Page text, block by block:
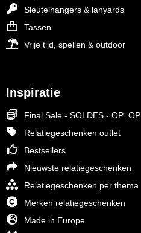
Sleutelhangers & lanyards
Tassen
Vrije tijd, spellen & outdoor
Inspiratie
Final Sale - SOLDES - OP=OP
Relatiegeschenken outlet
Bestsellers
Nieuwste relatiegeschenken
Relatiegeschenken per thema
Merken relatiegeschenken
Made in Europe